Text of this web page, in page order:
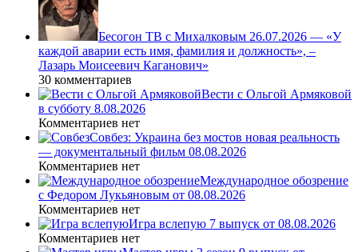
Бесогон ТВ с Михалковым 26.07.2026 — «У
каждой аварии есть имя, фамилия и должность», –
Лазарь Моисеевич Каганович»
30 комментариев
Вести с Ольгой Армяковой
в субботу 8.08.2026
Комментариев нет
Совбез: Украина без мостов новая реальность
— документальный фильм 08.08.2026
Комментариев нет
Международное обозрение
с Федором Лукьяновым от 08.08.2026
Комментариев нет
Игра вслепую 7 выпуск от 08.08.2026
Комментариев нет